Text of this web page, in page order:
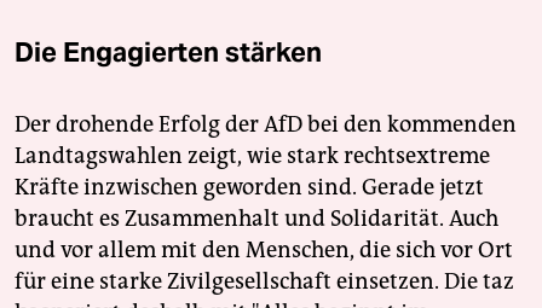
Die Engagierten stärken
Der drohende Erfolg der AfD bei den kommenden
Landtagswahlen zeigt, wie stark rechtsextreme
Kräfte inzwischen geworden sind. Gerade jetzt
braucht es Zusammenhalt und Solidarität. Auch
und vor allem mit den Menschen, die sich vor Ort
für eine starke Zivilgesellschaft einsetzen. Die taz